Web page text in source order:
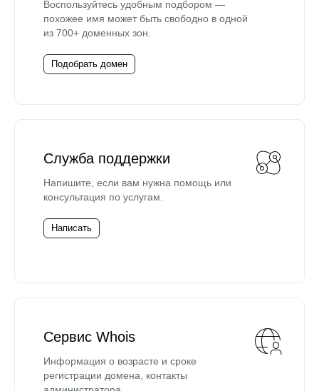
Воспользуйтесь удобным подбором —
похожее имя может быть свободно в одной
из 700+ доменных зон.
Подобрать домен
Служба поддержки
Напишите, если вам нужна помощь или
консультация по услугам.
Написать
Сервис Whois
Информация о возрасте и сроке
регистрации домена, контакты